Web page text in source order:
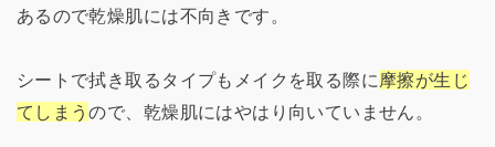
あるので乾燥肌には不向きです。
シートで拭き取るタイプもメイクを取る際に 摩擦が生じ
てしまうので、乾燥肌にはやはり向いていません。